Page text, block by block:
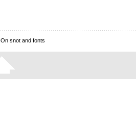
On snot and fonts